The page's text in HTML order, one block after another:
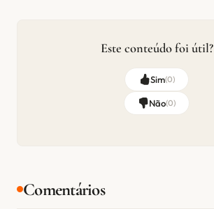
Este conteúdo foi útil?
Sim(0)
Não(0)
Comentários